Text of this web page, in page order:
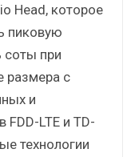
Head, которое
пиковую
соты при
размера с
и
LTE и TD-
технологии